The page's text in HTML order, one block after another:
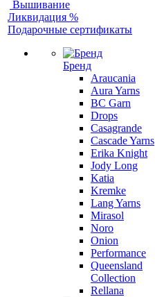
Вышивание
Ликвидация %
Подарочные сертификаты
Бренд
Araucania
Aura Yarns
BC Garn
Drops
Casagrande
Cascade Yarns
Erika Knight
Jody Long
Katia
Kremke
Lang Yarns
Mirasol
Noro
Onion
Performance
Queensland
Collection
Rellana